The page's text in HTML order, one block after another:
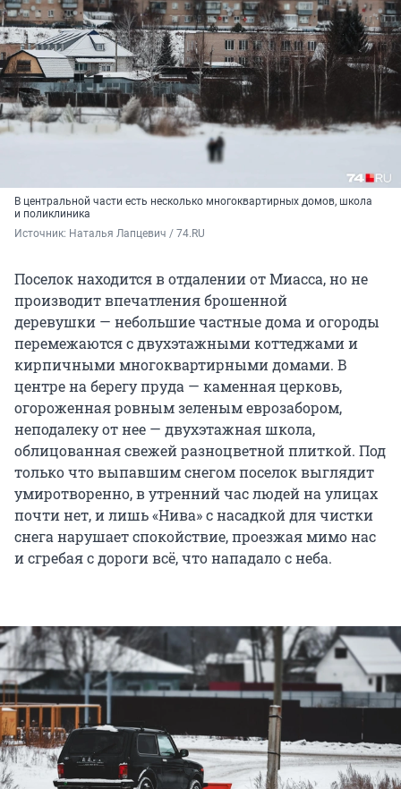
В центральной части есть несколько многоквартирных домов, школа
и поликлиника
Источник: Наталья Лапцевич / 74.RU
Поселок находится в отдалении от Миасса, но не
производит впечатления брошенной
деревушки — небольшие частные дома и огороды
перемежаются с двухэтажными коттеджами и
кирпичными многоквартирными домами. В
центре на берегу пруда — каменная церковь,
огороженная ровным зеленым еврозабором,
неподалеку от нее — двухэтажная школа,
облицованная свежей разноцветной плиткой. Под
только что выпавшим снегом поселок выглядит
умиротворенно, в утренний час людей на улицах
почти нет, и лишь «Нива» с насадкой для чистки
снега нарушает спокойствие, проезжая мимо нас
и сгребая с дороги всё, что нападало с неба.